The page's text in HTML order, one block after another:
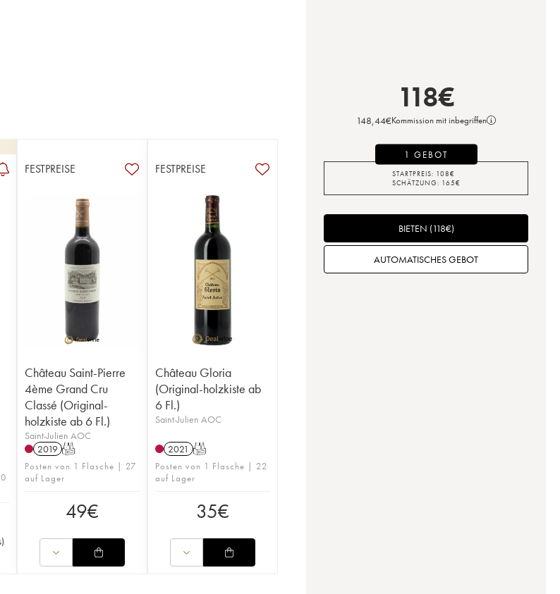
)
FESTPREISE
Château Saint-Pierre
4ème Grand Cru
Classé (Original-
holzkiste ab 6 Fl.)
Saint-Julien AOC
2019 T
Posten von 1 Flasche | 27
auf Lager
49€
FESTPREISE
Château Gloria
(Original-holzkiste ab
6 Fl.)
Saint-Julien AOC
2021 T
Posten von 1 Flasche | 22
auf Lager
35€
118€
148,44€Kommission mit inbegriffen
1 GEBOT
STARTPREIS: 108€
SCHÄTZUNG: 165€
BIETEN (118€)
AUTOMATISCHES GEBOT